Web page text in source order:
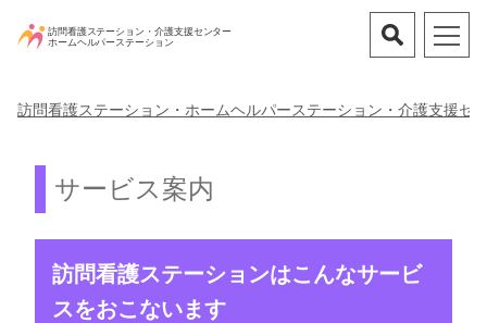
訪問看護ステーション・ホームヘルパーステーション・介護支援セ
サービス案内
訪問看護ステーションはこんなサービ
スをおこないます